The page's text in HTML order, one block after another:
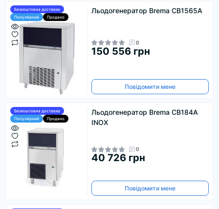
Безкоштовна доставка
Популярний
Продано
Льодогенератор Brema CB1565A
0
150 556 грн
Повідомити мене
Безкоштовна доставка
Популярний
Продано
Льодогенератор Brema CB184A
INOX
0
40 726 грн
Повідомити мене